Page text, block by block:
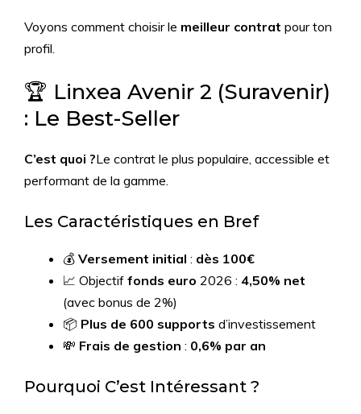
Voyons comment choisir le meilleur contrat pour ton
profil.
🏆 Linxea Avenir 2 (Suravenir)
: Le Best-Seller
C’est quoi ?Le contrat le plus populaire, accessible et
performant de la gamme.
Les Caractéristiques en Bref
💰 Versement initial : dès 100€
📈 Objectif fonds euro 2026 : 4,50% net
(avec bonus de 2%)
📦 Plus de 600 supports d’investissement
💸 Frais de gestion : 0,6% par an
Pourquoi C’est Intéressant ?